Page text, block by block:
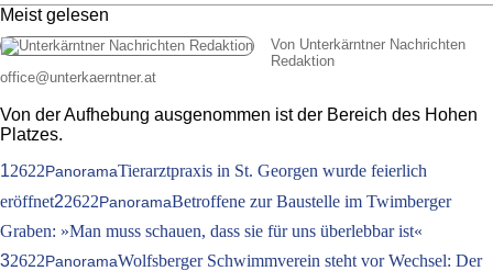
Meist gelesen
Von Unterkärntner Nachrichten
Redaktion
office@unterkaerntner.at
Von der Aufhebung ausgenommen ist der Bereich des Hohen
Platzes.
12622PanoramaTierarztpraxis in St. Georgen wurde feierlich
eröffnet22622PanoramaBetroffene zur Baustelle im Twimberger
Graben: »Man muss schauen, dass sie für uns überlebbar ist«
32622PanoramaWolfsberger Schwimmverein steht vor Wechsel: Der